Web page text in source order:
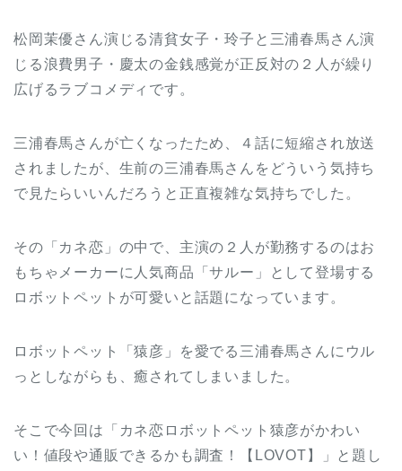
松岡茉優さん演じる清貧女子・玲子と三浦春馬さん演
じる浪費男子・慶太の金銭感覚が正反対の２人が繰り
広げるラブコメディです。
三浦春馬さんが亡くなったため、４話に短縮され放送
されましたが、生前の三浦春馬さんをどういう気持ち
で見たらいいんだろうと正直複雑な気持ちでした。
その「カネ恋」の中で、主演の２人が勤務するのはお
もちゃメーカーに人気商品「サルー」として登場する
ロボットペットが可愛いと話題になっています。
ロボットペット「猿彦」を愛でる三浦春馬さんにウル
っとしながらも、癒されてしまいました。
そこで今回は「カネ恋ロボットペット猿彦がかわい
い！値段や通販できるかも調査！【LOVOT】」と題し